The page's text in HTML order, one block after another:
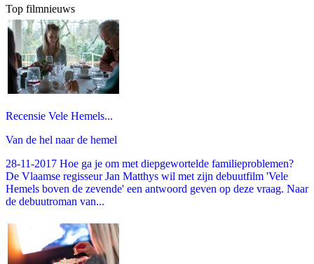
Top filmnieuws
Recensie Vele Hemels...
Van de hel naar de hemel
28-11-2017 Hoe ga je om met diepgewortelde familieproblemen?
De Vlaamse regisseur Jan Matthys wil met zijn debuutfilm 'Vele
Hemels boven de zevende' een antwoord geven op deze vraag. Naar
de debuutroman van...